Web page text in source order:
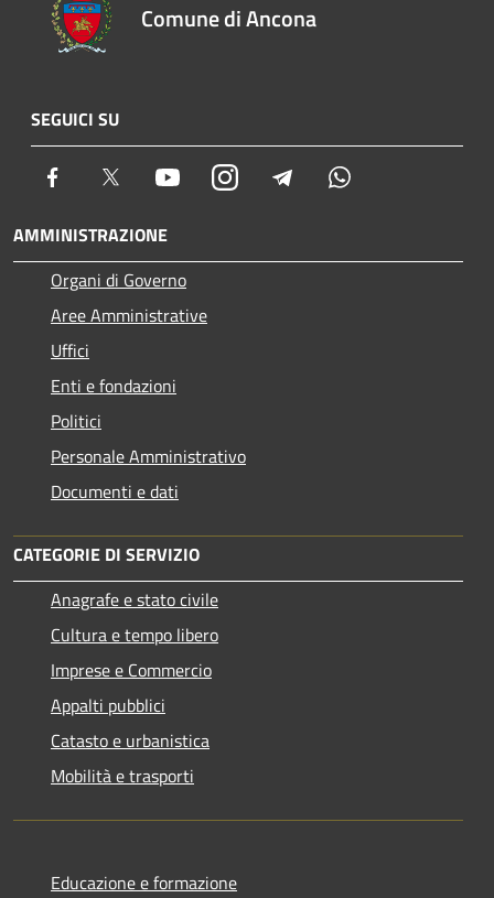
Comune di Ancona
SEGUICI SU
Facebook Twitter YoutubeInstagram Telegram
AMMINISTRAZIONE
Organi di Governo
Aree Amministrative
Uffici
Enti e fondazioni
Politici
Personale Amministrativo
Documenti e dati
CATEGORIE DI SERVIZIO
Anagrafe e stato civile
Cultura e tempo libero
Imprese e Commercio
Appalti pubblici
Catasto e urbanistica
Mobilità e trasporti
Educazione e formazione